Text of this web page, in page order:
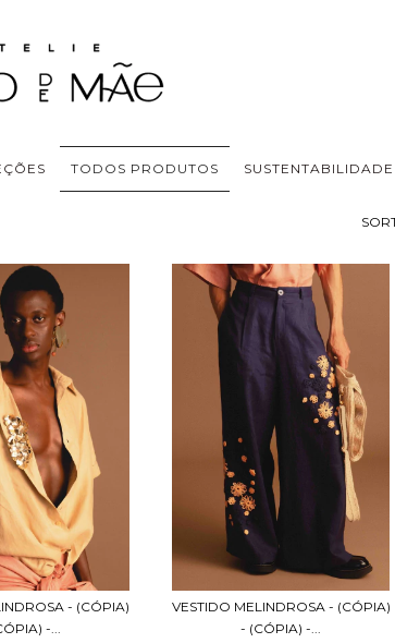
TODOS PRODUTOS
- (CÓPIA)
-...
VESTIDO MELINDROSA - (CÓPIA)
- (CÓPIA) -...